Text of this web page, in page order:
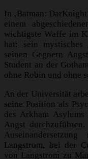
In ‚Batman:
einem
wichtigste Waffe im
hat: sein
seinen Gegnern
Student an der
ohne Robin und ohne
An der Universität
seine Position als
des Arkham
Angst
Langstrom, bei der
von Langstrom zu